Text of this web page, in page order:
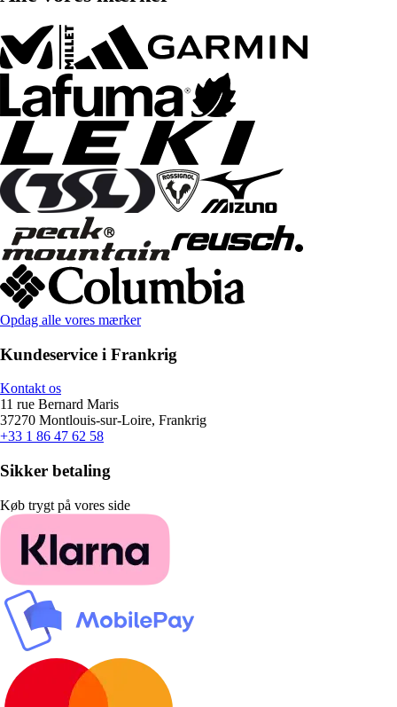
Opdag alle vores mærker
Kundeservice i Frankrig
Kontakt os
11 rue Bernard Maris
37270 Montlouis-sur-Loire, Frankrig
+33 1 86 47 62 58
Sikker betaling
Køb trygt på vores side